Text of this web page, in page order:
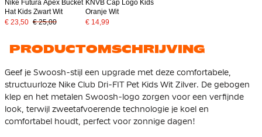
Nike Futura Apex Bucket
Hat Kids Zwart Wit
€ 23,50 € 25,00
KNVB Cap Logo Kids
Oranje Wit
€ 14,99
PRODUCTOMSCHRIJVING
Geef je Swoosh-stijl een upgrade met deze comfortabele,
structuurloze Nike Club Dri-FIT Pet Kids Wit Zilver. De gebogen
klep en het metalen Swoosh-logo zorgen voor een verfijnde
look, terwijl zweetafvoerende technologie je koel en
comfortabel houdt, perfect voor zonnige dagen!